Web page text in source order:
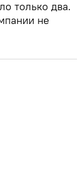
только два.
не